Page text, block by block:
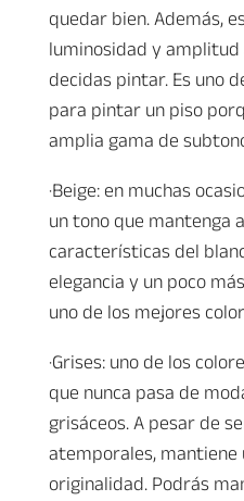
quedar bien. Además,
luminosidad y amplitud
decidas pintar. Es uno
para pintar un piso
amplia gama de
·Beige: en muchas
un tono que mantenga
características del
elegancia y un poco
uno de los mejores
·Grises: uno de los
que nunca pasa de
grisáceos. A pesar de
atemporales, mantiene
originalidad. Podrás